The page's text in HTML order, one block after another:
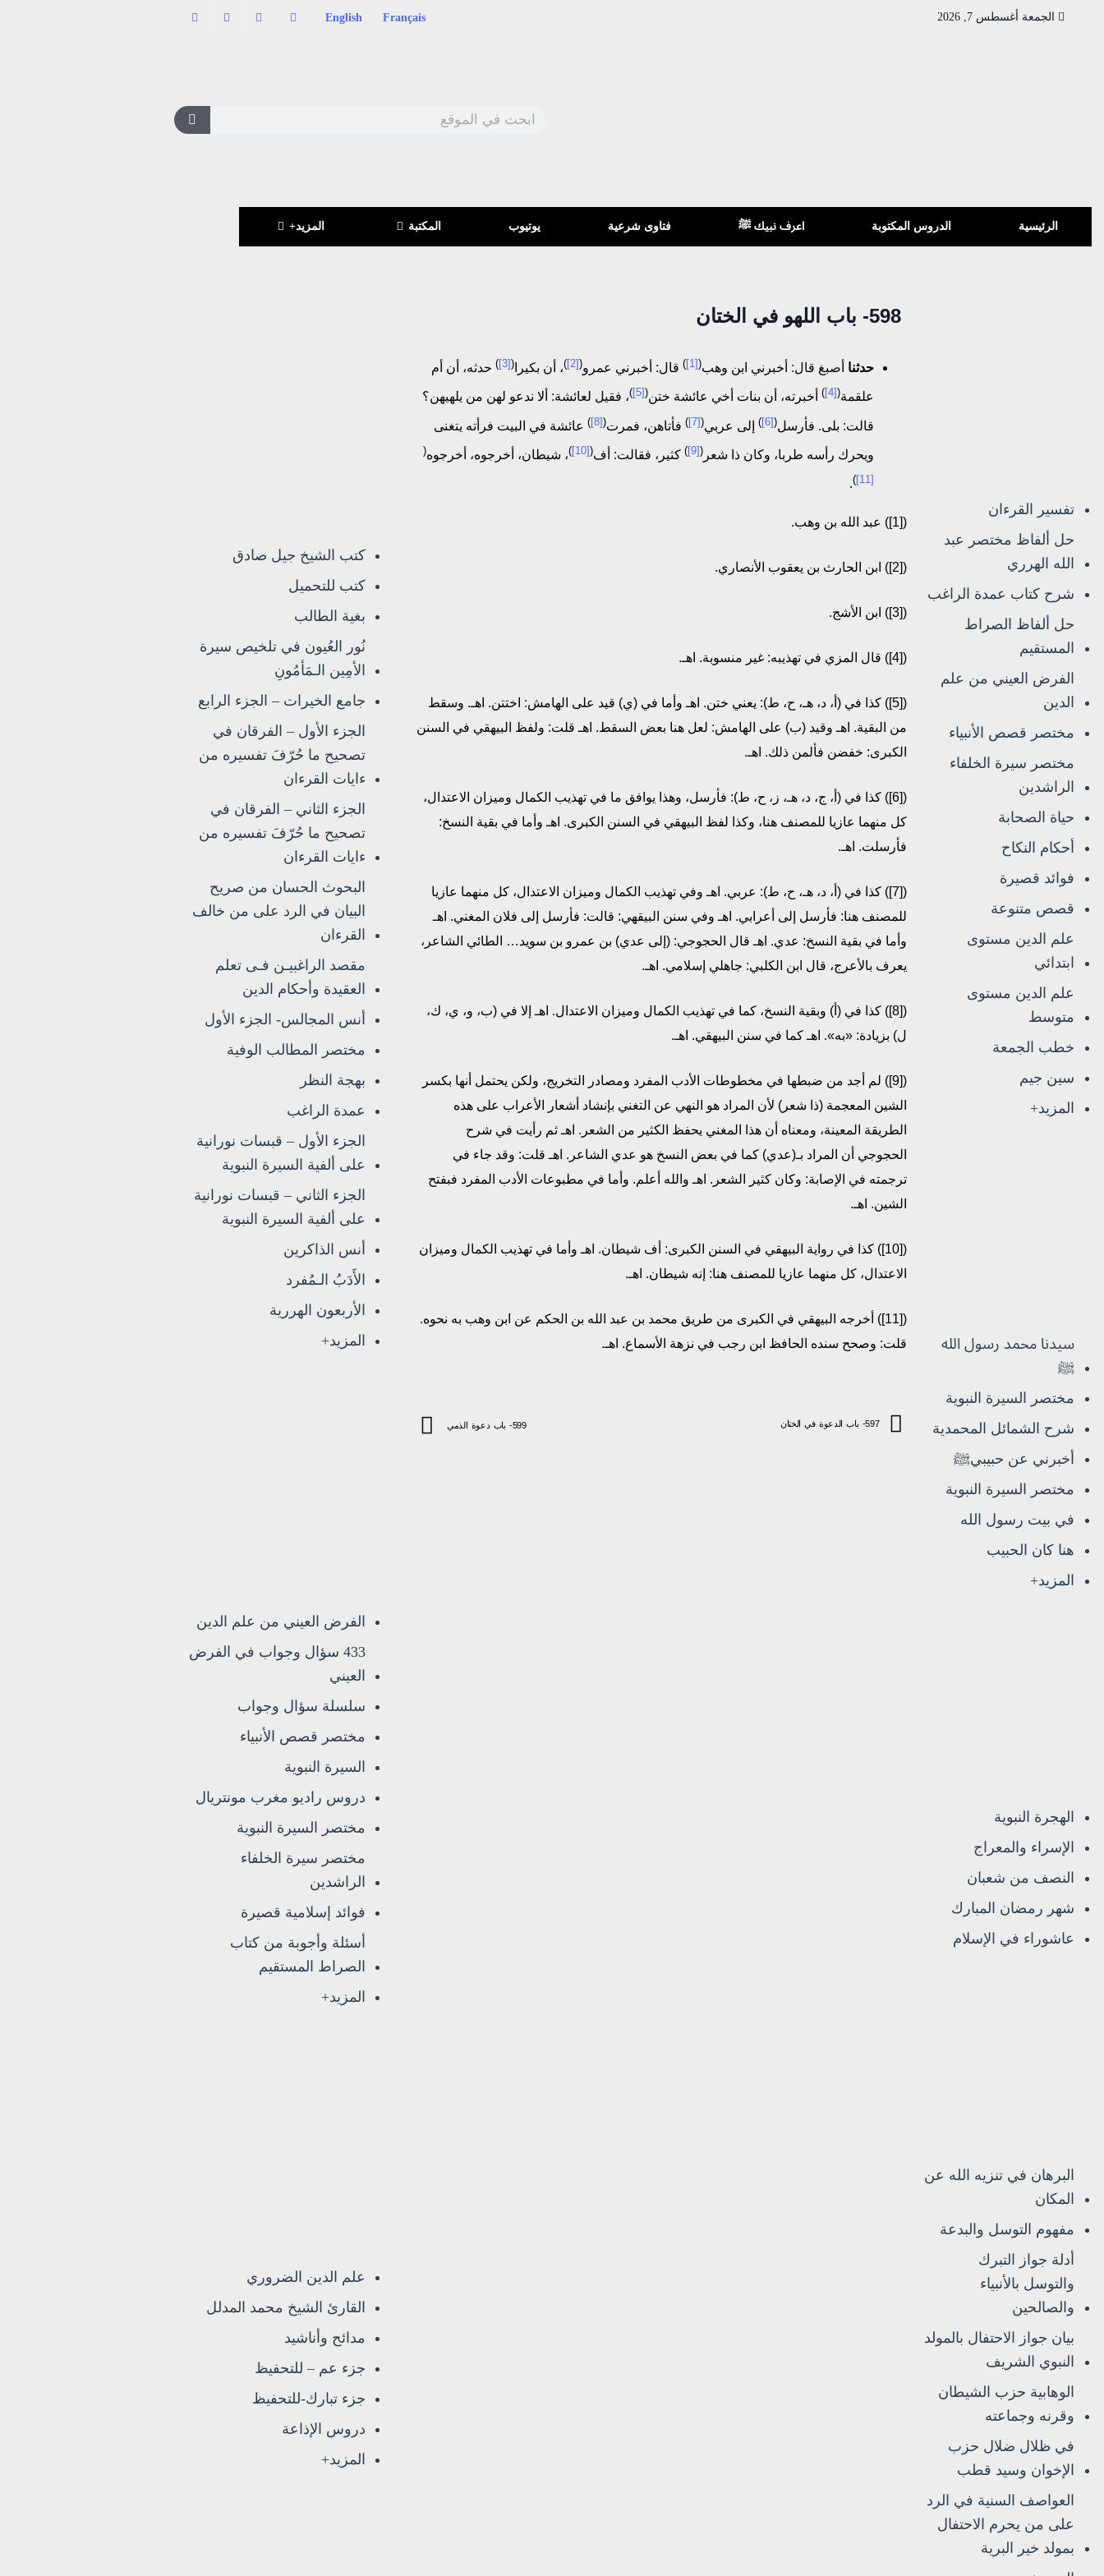
الجمعة أغسطس 7, 2026 Français
English
الرئيسية الدروس المكتوبة اعرف نبيك ﷺ فتاوى شرعية يوتيوب المكتبة المزيد+
تفسير القرءان
حل ألفاظ مختصر عبد
الله الهرري
شرح كتاب عمدة الراغب
حل ألفاظ الصراط
المستقيم
الفرض العيني من علم
الدين
مختصر قصص الأنبياء
مختصر سيرة الخلفاء
الراشدين
حياة الصحابة
أحكام النكاح
فوائد قصيرة
قصص متنوعة
علم الدين مستوى
ابتدائي
علم الدين مستوى
متوسط
خطب الجمعة
سين جيم
المزيد+
سيدنا محمد رسول الله
ﷺ
مختصر السيرة النبوية
شرح الشمائل المحمدية
أخبرني عن حبيبيﷺ
مختصر السيرة النبوية
في بيت رسول الله
هنا كان الحبيب
المزيد+
الهجرة النبوية
الإسراء والمعراج
النصف من شعبان
شهر رمضان المبارك
عاشوراء في الإسلام
البرهان في تنزيه الله عن
المكان
مفهوم التوسل والبدعة
أدلة جواز التبرك
والتوسل بالأنبياء
والصالحين
بيان جواز الاحتفال بالمولد
النبوي الشريف
الوهابية حزب الشيطان
وقرنه وجماعته
في ظلال ضلال حزب
الإخوان وسيد قطب
العواصف السنية في الرد
على من يحرم الاحتفال
بمولد خير البرية
حدثنا أصبغ قال: أخبرني ابن وهب(
[1]
)قال: أخبرني عمرو(
[2]
)، أن بكيرا (
[3]
)حدثه، أن أم
علقمة(
[4]
)أخبرته، أن بنات أخي عائشة ختن(
[5]
)، فقيل لعائشة: ألا ندعو لهن من يلهيهن؟
قالت: بلى. فأرسل(
[6]
)إلى عربي(
[7]
)فأتاهن، فمرت(
[8]
)عائشة في البيت فرأته يتغنى
ويحرك رأسه طربا، وكان ذا شعر (
[9]
)كثير، فقالت: أف(
[10]
)، شيطان، أخرجوه، أخرجوه(
[11]
)
.
([1]) عبد الله بن وهب.
([2]) ابن الحارث بن يعقوب الأنصاري.
([3]) ابن الأشج.
([4]) قال المزي في تهذيبه: غير منسوبة. اهـ.
([5]) كذا في (أ، د، هـ، ح، ط): يعني ختن. اهـ وأما في (ي) قيد على الهامش: اختتن. اهـ. وسقط
من البقية. اهـ وقيد (ب) على الهامش: لعل هنا بعض السقط. اهـ قلت: ولفظ البيهقي في السنن
الكبرى: خفضن فألمن ذلك. اهـ.
([6]) كذا في (أ، ج، د، هـ، ز، ح، ط): فأرسل، وهذا يوافق ما في تهذيب الكمال وميزان الاعتدال،
كل منهما عازيا للمصنف هنا، وكذا لفظ البيهقي في السنن الكبرى. اهـ وأما في بقية النسخ:
فأرسلت. اهـ.
([7]) كذا في (أ، د، هـ، ح، ط): عربي. اهـ وفي تهذيب الكمال وميزان الاعتدال، كل منهما عازيا
للمصنف هنا: فأرسل إلى أعرابي. اهـ وفي سنن البيقهي: قالت: فأرسل إلى فلان المغني. اهـ
وأما في بقية النسخ: عدي. اهـ قال الحجوجي: (إلى عدي) بن عمرو بن سويد… الطائي الشاعر،
يعرف بالأعرج، قال ابن الكلبي: جاهلي إسلامي. اهـ.
([8]) كذا في (أ) وبقية النسخ، كما في تهذيب الكمال وميزان الاعتدال. اهـ إلا في (ب، و، ي، ك،
ل) بزيادة: «به». اهـ كما في سنن البيهقي. اهـ.
([9]) لم أجد من ضبطها في مخطوطات الأدب المفرد ومصادر التخريج، ولكن يحتمل أنها بكسر
الشين المعجمة (ذا شعر) لأن المراد هو النهي عن التغني بإنشاد أشعار الأعراب على هذه
الطريقة المعينة، ومعناه أن هذا المغني يحفظ الكثير من الشعر. اهـ ثم رأيت في شرح
الحجوجي أن المراد بـ(عدي) كما في بعض النسخ هو عدي الشاعر. اهـ قلت: وقد جاء في
ترجمته في الإصابة: وكان كثير الشعر. اهـ والله أعلم. وأما في مطبوعات الأدب المفرد فبفتح
الشين. اهـ.
([10]) كذا في رواية البيهقي في السنن الكبرى: أف شيطان. اهـ وأما في تهذيب الكمال وميزان
الاعتدال، كل منهما عازيا للمصنف هنا: إنه شيطان. اهـ.
([11]) أخرجه البيهقي في الكبرى من طريق محمد بن عبد الله بن الحكم عن ابن وهب به نحوه.
قلت: وصحح سنده الحافظ ابن رجب في نزهة الأسماع. اهـ.
597- باب الدعوة في الختان 599- باب دعوة الذمي
كتب الشيخ جيل صادق
كتب للتحميل
بغية الطالب
نُور العُيون في تلخيص سيرة
الأمِين الـمَأمُونِ
جامع الخيرات – الجزء الرابع
الجزء الأول – الفرقان في
تصحيح ما حُرّفَ تفسيره من
ءايات القرءان
الجزء الثاني – الفرقان في
تصحيح ما حُرّفَ تفسيره من
ءايات القرءان
البحوث الحسان من صريح
البيان في الرد على من خالف
القرءان
مقصد الراغبيـن فـى تعلم
العقيدة وأحكام الدين
أنس المجالس- الجزء الأول
مختصر المطالب الوفية
بهجة النظر
عمدة الراغب
الجزء الأول – قبسات نورانية
على ألفية السيرة النبوية
الجزء الثاني – قبسات نورانية
على ألفية السيرة النبوية
أنس الذاكرين
الأَدَبُ الـمُفرد
الأربعون الهررية
المزيد+
الفرض العيني من علم الدين
433 سؤال وجواب في الفرض
العيني
سلسلة سؤال وجواب
مختصر قصص الأنبياء
السيرة النبوية
دروس راديو مغرب مونتريال
مختصر السيرة النبوية
مختصر سيرة الخلفاء
الراشدين
فوائد إسلامية قصيرة
أسئلة وأجوبة من كتاب
الصراط المستقيم
المزيد+
علم الدين الضروري
القارئ الشيخ محمد المدلل
مدائح وأناشيد
جزء عم – للتحفيظ
جزء تبارك-للتحفيظ
دروس الإذاعة
المزيد+